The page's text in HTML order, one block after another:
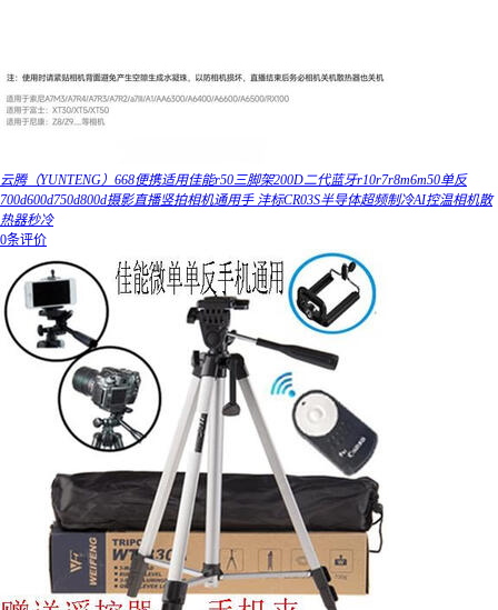
云腾（YUNTENG）668便携适用佳能r50三脚架200D二代蓝牙r10r7r8m6m50单反
700d600d750d800d摄影直播竖拍相机通用手 沣标CR03S半导体超频制冷AI控温相机散
热器秒冷
0条评价